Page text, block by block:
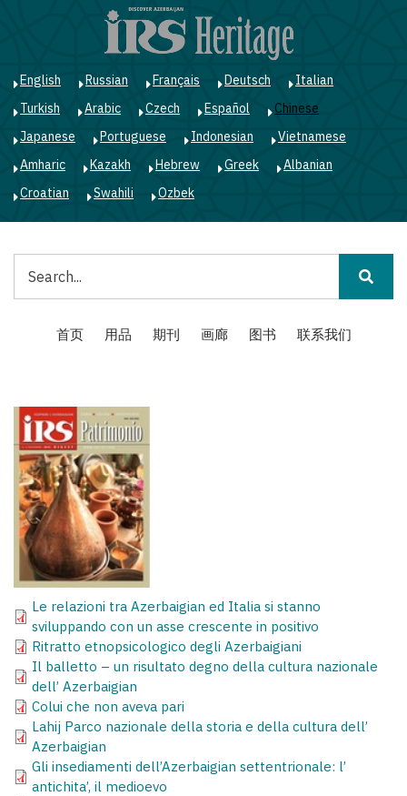
English Russian Français Deutsch
Italian
Turkish
Arabic Czech Español
Chinese
Japanese
Portuguese Indonesian
Vietnamese
Amharic
Kazakh Hebrew Greek
Albanian
Croatian
Swahili Ozbek
navigation
首页 用品 期刊 画廊 图书 联系我们
Le relazioni tra Azerbaigian ed Italia si stanno
sviluppando con un asse crescente in positivo
Ritratto etnopsicologico degli Azerbaigiani
Il balletto – un risultato degno della cultura nazionale
dell’ Azerbaigian
Colui che non aveva pari
Lahij Parco nazionale della storia e della cultura dell’
Azerbaigian
Gli insediamenti dell’Azerbaigian settentrionale: l’
antichita’, il medioevo